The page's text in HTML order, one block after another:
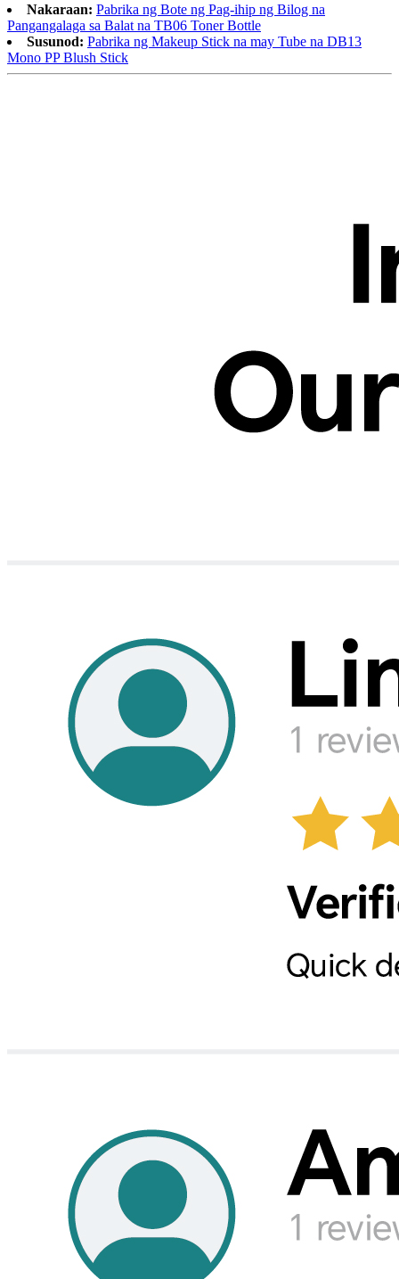
Nakaraan: Pabrika ng Bote ng Pag-ihip ng Bilog na
Pangangalaga sa Balat na TB06 Toner Bottle
Susunod: Pabrika ng Makeup Stick na may Tube na DB13
Mono PP Blush Stick